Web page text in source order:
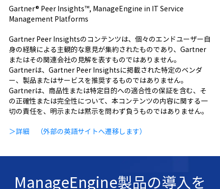
Gartner® Peer Insights™, ManageEngine in IT Service
Management Platforms
Gartner Peer Insightsのコンテンツは、個々のエンドユーザー自
身の経験による主観的な意見が集約されたものであり、Gartner
またはその関連会社の見解を表すものではありません。
Gartnerは、Gartner Peer Insightsに掲載された特定のベンダ
ー、製品またはサービスを推奨するものではありません。
Gartnerは、商品性または特定目的への適合性の保証を含む、そ
の正確性または完全性について、本コンテンツの内容に関する一
切の責任を、明示または黙示を問わず負うものではありません。
＞詳細 （外部の英語サイトへ遷移します）
ManageEngine製品の導入を